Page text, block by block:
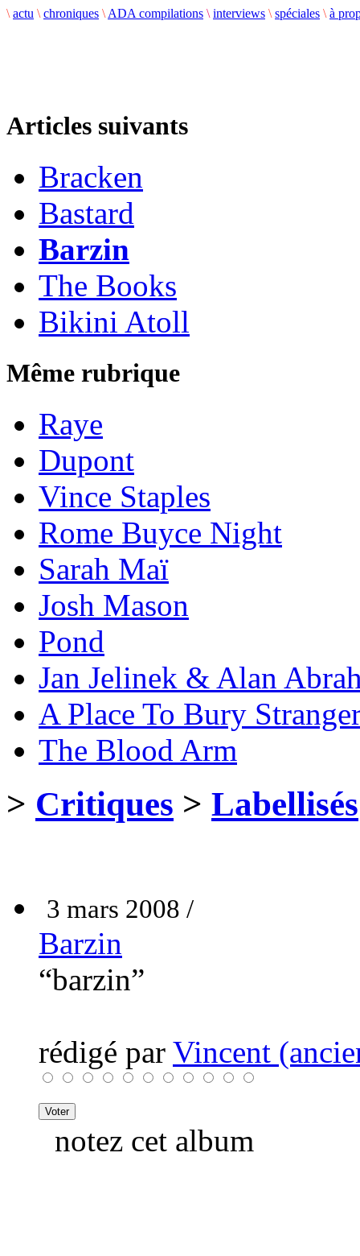
\ actu \ chroniques \ ADA compilations \ interviews \ spéciales \ à
Articles suivants
Bracken
Bastard
Barzin
The Books
Bikini Atoll
Même rubrique
Raye
Dupont
Vince Staples
Rome Buyce Night
Sarah Maï
Josh Mason
Pond
Jan Jelinek & Alan
A Place To Bury
The Blood Arm
> Critiques > Labellisés
3 mars 2008 /
Barzin
“barzin”
rédigé par Vincent
notez cet album